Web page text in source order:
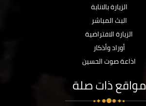
الزيارة بالانابة
البث المباشر
الزيارة الافتراضية
أوراد وأذكار
اذاعة صوت الحسين
مواقع ذات صلة